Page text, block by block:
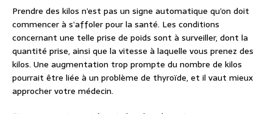
Prendre des kilos n’est pas un signe automatique qu’on doit
commencer à s’affoler pour la santé. Les conditions
concernant une telle prise de poids sont à surveiller, dont la
quantité prise, ainsi que la vitesse à laquelle vous prenez des
kilos. Une augmentation trop prompte du nombre de kilos
pourrait être liée à un problème de thyroïde, et il vaut mieux
approcher votre médecin.